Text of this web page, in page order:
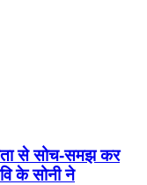
से सोच-समझ कर
के सोनी ने